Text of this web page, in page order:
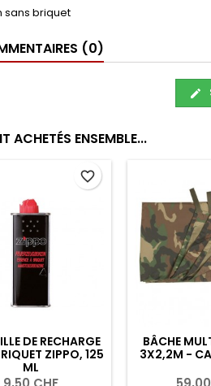
sans briquet
(0)
ACHETÉS ENSEMBLE...
TEMPÊTE - POLI
favorite_border
CEINTURE